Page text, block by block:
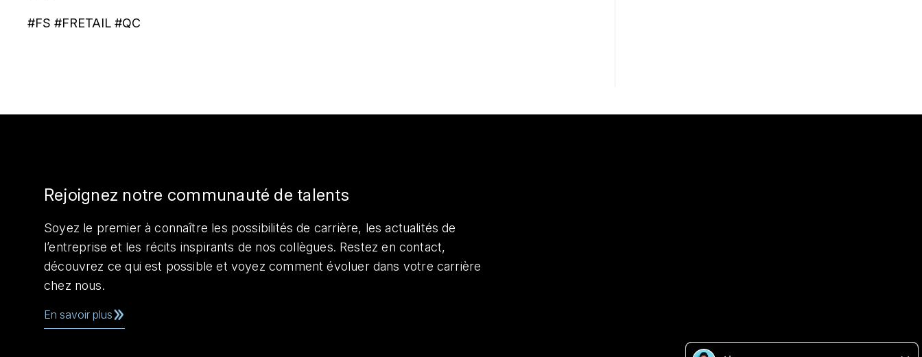
#FS #FRETAIL #QC
Rejoignez notre communauté de talents
Soyez le premier à connaître les possibilités de carrière, les actualités de
l’entreprise et les récits inspirants de nos collègues. Restez en contact,
découvrez ce qui est possible et voyez comment évoluer dans votre carrière
chez nous.
En savoir plus